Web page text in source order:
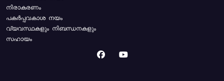
നിരാകരണം
പകർപ്പവകാശ നയം
വ്യവസ്ഥകളും നിബന്ധനകളും
സഹായം